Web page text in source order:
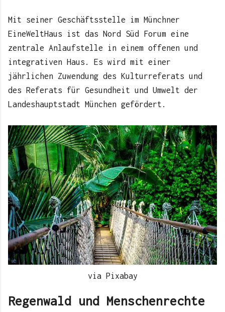
Mit seiner Geschäftsstelle im Münchner
EineWeltHaus ist das Nord Süd Forum eine
zentrale Anlaufstelle in einem offenen und
integrativen Haus. Es wird mit einer
jährlichen Zuwendung des Kulturreferats und
des Referats für Gesundheit und Umwelt der
Landeshauptstadt München gefördert.
via Pixabay
Regenwald und Menschenrechte